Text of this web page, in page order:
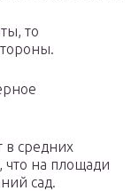
то
средних
что на площади
сад.